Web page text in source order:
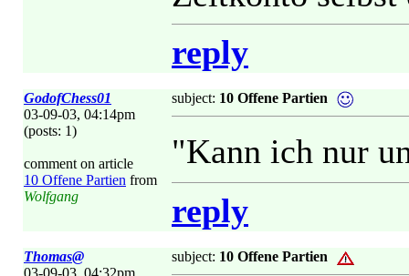
reply
GodofChess01
03-09-03, 04:14pm
(posts: 1)
comment on article
10 Offene Partien from
Wolfgang
subject: 10 Offene Partien
"Kann ich nur
reply
Thomas@
03-09-03, 04:32pm
subject: 10 Offene Partien